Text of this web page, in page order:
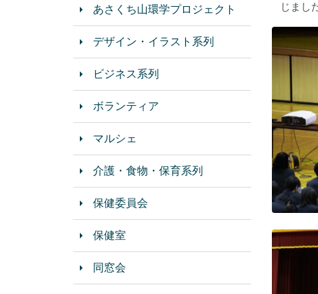
じまし
あさくち山環学プロジェクト
デザイン・イラスト系列
ビジネス系列
ボランティア
マルシェ
介護・食物・保育系列
保健委員会
保健室
同窓会